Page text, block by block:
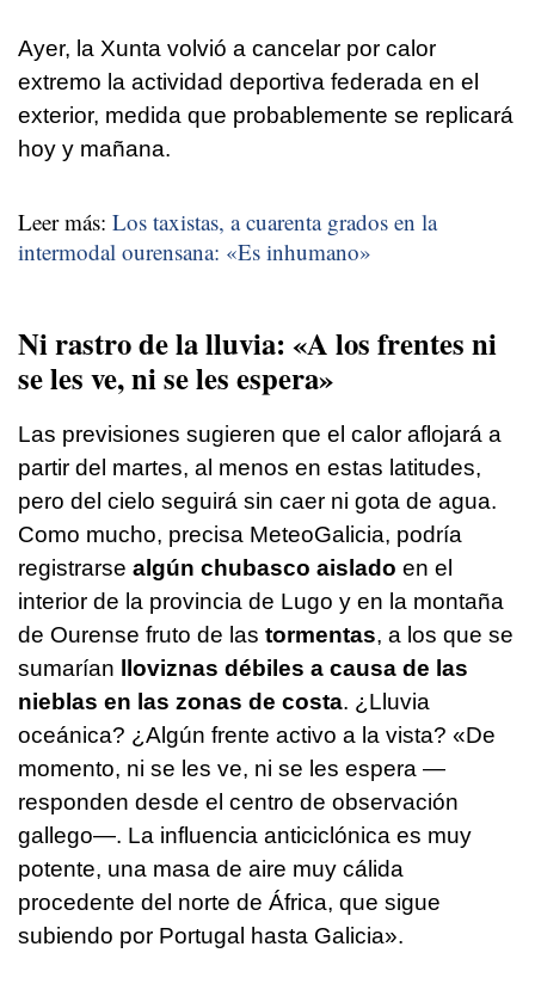
Ayer, la Xunta volvió a cancelar por calor
extremo la actividad deportiva federada en el
exterior, medida que probablemente se replicará
hoy y mañana.
Leer más: Los taxistas, a cuarenta grados en la
intermodal ourensana: «Es inhumano»
Ni rastro de la lluvia: «A los frentes ni
se les ve, ni se les espera»
Las previsiones sugieren que el calor aflojará a
partir del martes, al menos en estas latitudes,
pero del cielo seguirá sin caer ni gota de agua.
Como mucho, precisa MeteoGalicia, podría
registrarse algún chubasco aislado en el
interior de la provincia de Lugo y en la montaña
de Ourense fruto de las tormentas, a los que se
sumarían lloviznas débiles a causa de las
nieblas en las zonas de costa. ¿Lluvia
oceánica? ¿Algún frente activo a la vista? «De
momento, ni se les ve, ni se les espera —
responden desde el centro de observación
gallego—. La influencia anticiclónica es muy
potente, una masa de aire muy cálida
procedente del norte de África, que sigue
subiendo por Portugal hasta Galicia».